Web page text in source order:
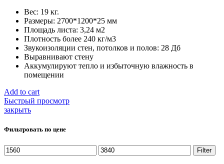
Вес: 19 кг.
Размеры: 2700*1200*25 мм
Площадь листа: 3,24 м2
Плотность более 240 кг/м3
Звукоизоляции стен, потолков и полов: 28 Дб
Выравнивают стену
Аккумулируют тепло и избыточную влажность в
помещении
Add to cart
Быстрый просмотр
закрыть
Фильтровать по цене
Filter